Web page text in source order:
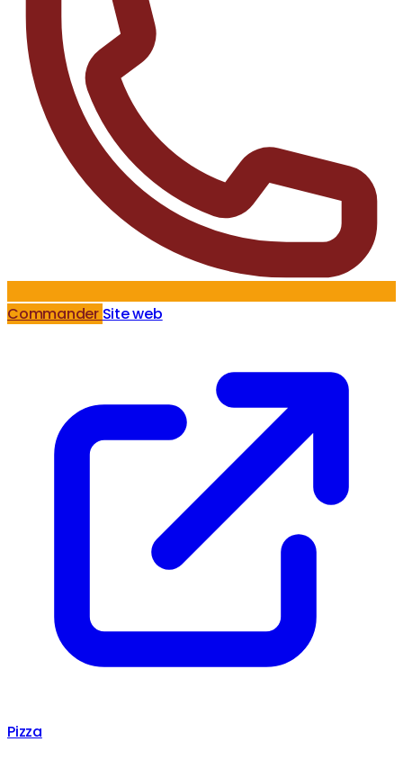
Commander Site web
Pizza